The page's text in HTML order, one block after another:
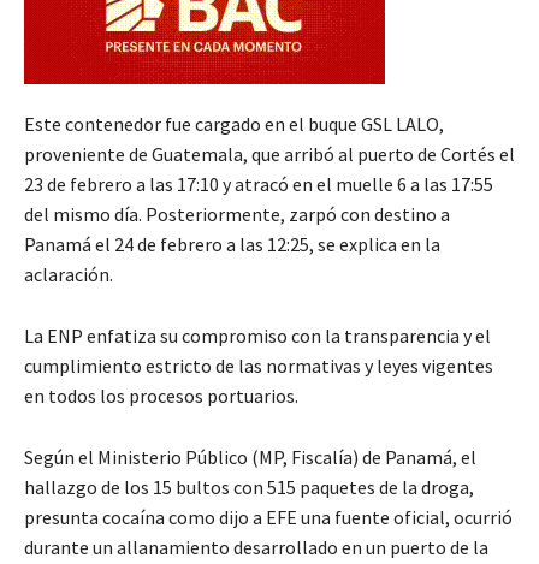
Este contenedor fue cargado en el buque GSL LALO,
proveniente de Guatemala, que arribó al puerto de Cortés el
23 de febrero a las 17:10 y atracó en el muelle 6 a las 17:55
del mismo día. Posteriormente, zarpó con destino a
Panamá el 24 de febrero a las 12:25, se explica en la
aclaración.
La ENP enfatiza su compromiso con la transparencia y el
cumplimiento estricto de las normativas y leyes vigentes
en todos los procesos portuarios.
Según el Ministerio Público (MP, Fiscalía) de Panamá, el
hallazgo de los 15 bultos con 515 paquetes de la droga,
presunta cocaína como dijo a EFE una fuente oficial, ocurrió
durante un allanamiento desarrollado en un puerto de la